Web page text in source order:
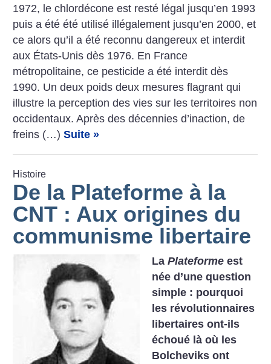
1972, le chlordécone est resté légal jusqu’en 1993
puis a été été utilisé illégalement jusqu’en 2000, et
ce alors qu’il a été reconnu dangereux et interdit
aux États-Unis dès 1976. En France
métropolitaine, ce pesticide a été interdit dès
1990. Un deux poids deux mesures flagrant qui
illustre la perception des vies sur les territoires non
occidentaux. Après des décennies d’inaction, de
freins (…)Suite »
Histoire
De la Plateforme à la
CNT : Aux origines du
communisme libertaire
LaPlateforme est
née d’une question
simple : pourquoi
les révolutionnaires
libertaires ont-ils
échoué là où les
Bolcheviks ont